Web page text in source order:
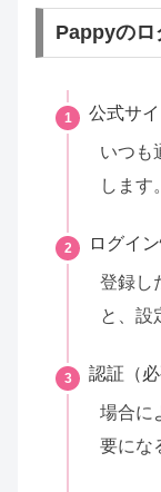
Pappyのロ
1 公式サ
いつも
します。
2 ログイ
登録し
と、設
3 認証（必
場合に
要にな